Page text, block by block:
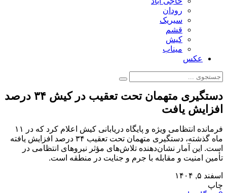
رودان
سیریک
قشم
کیش
میناب
عکس
دستگیری متهمان تحت تعقیب در کیش ۳۴ درصد
افزایش یافت
فرمانده انتظامی ویژه و پایگاه دریابانی کیش اعلام کرد که در ۱۱
ماه گذشته، دستگیری متهمان تحت تعقیب ۳۴ درصد افزایش یافته
است. این آمار نشان‌دهنده تلاش‌های مؤثر نیروهای انتظامی در
تأمین امنیت و مقابله با جرم و جنایت در منطقه است.
اسفند ۵, ۱۴۰۴
چاپ